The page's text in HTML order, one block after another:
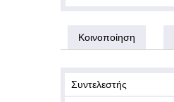
Κοινοποίηση
Συντελεστής